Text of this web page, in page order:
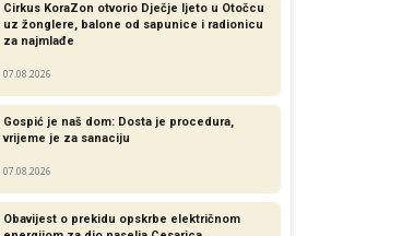
Cirkus KoraZon otvorio Dječje ljeto u Otočcu
uz žonglere, balone od sapunice i radionicu
za najmlađe
07.08.2026
Gospić je naš dom: Dosta je procedura,
vrijeme je za sanaciju
07.08.2026
Obavijest o prekidu opskrbe električnom